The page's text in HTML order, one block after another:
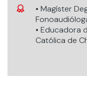
• Magíster
• Educadora
Católica de